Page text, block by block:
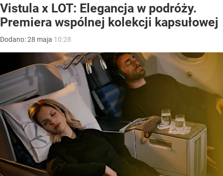
Vistula x LOT: Elegancja w podróży.
Premiera wspólnej kolekcji kapsułowej
Dodano:28 maja 10:28